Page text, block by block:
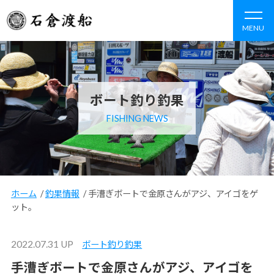
MENU
ボート釣り釣果
FISHING NEWS
ホーム /釣果情報 /手漕ぎボートで金原さんがアジ、アイゴをゲ
ット。
2022.07.31 UP ボート釣り釣果
手漕ぎボートで金原さんがアジ、アイゴを